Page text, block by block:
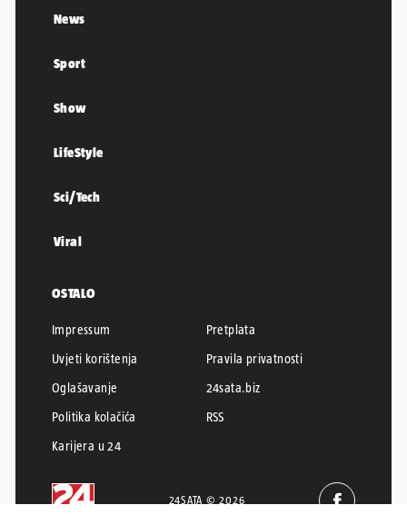
News
Sport
Show
LifeStyle
Sci/Tech
Viral
OSTALO
Impressum
Pretplata
Uvjeti korištenja
Pravila privatnosti
Oglašavanje
24sata.biz
Politika kolačića
RSS
Karijera u 24
24SATA © 2026